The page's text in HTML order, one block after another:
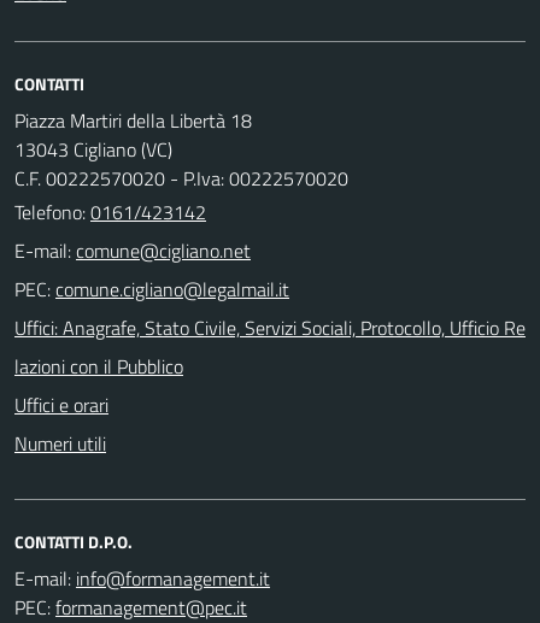
CONTATTI
Piazza Martiri della Libertà 18
13043 Cigliano (VC)
C.F. 00222570020 - P.Iva: 00222570020
Telefono:0161/423142
E-mail:
PEC:
Uffici: Anagrafe, Stato Civile, Servizi Sociali, Protocollo, Ufficio Re
lazioni con il Pubblico
Uffici e orari
Numeri utili
CONTATTI D.P.O.
E-mail:
PEC: